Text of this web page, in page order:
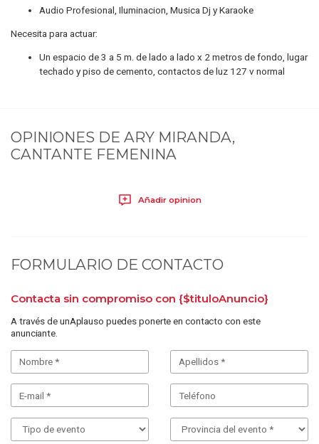
Audio Profesional, Iluminacion, Musica Dj y Karaoke
Necesita para actuar:
Un espacio de 3 a 5 m. de lado a lado x 2 metros de fondo, lugar
techado y piso de cemento, contactos de luz 127 v normal
OPINIONES DE ARY MIRANDA,
CANTANTE FEMENINA
Añadir opinion
FORMULARIO DE CONTACTO
Contacta sin compromiso con {$tituloAnuncio}
A través de unAplauso puedes ponerte en contacto con este
anunciante.